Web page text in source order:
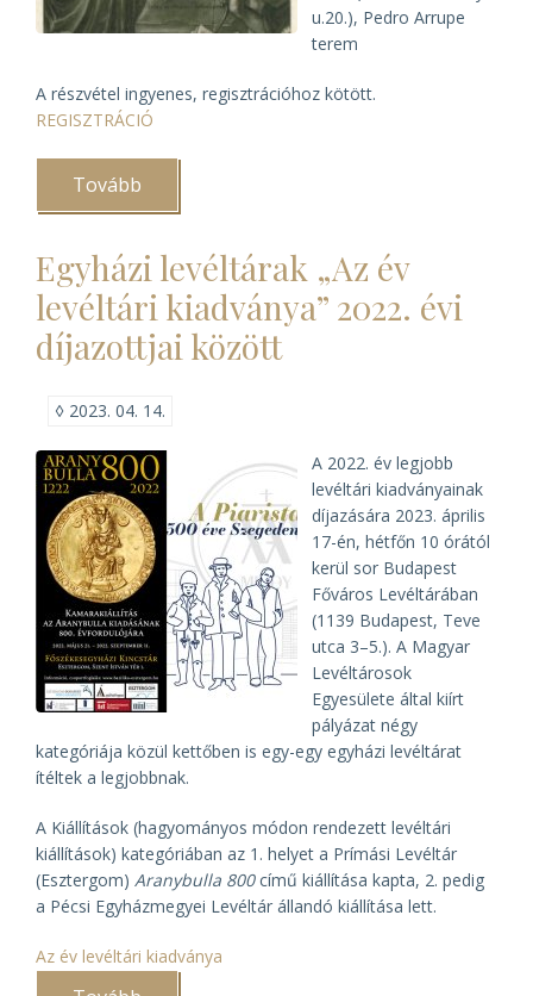
u.20.), Pedro Arrupe
terem
A részvétel ingyenes, regisztrációhoz kötött.
REGISZTRÁCIÓ
Tovább
is
Egyházi levéltárak „Az év
levéltári kiadványa” 2022. évi
díjazottjai között
◊ 2023. 04. 14.
A 2022. év legjobb
levéltári kiadványainak
díjazására 2023. április
17-én, hétfőn 10 órától
kerül sor Budapest
Főváros Levéltárában
(1139 Budapest, Teve
utca 3–5.). A Magyar
Levéltárosok
Egyesülete által kiírt
pályázat négy
kategóriája közül kettőben is egy-egy egyházi levéltárat
ítéltek a legjobbnak.
A Kiállítások (hagyományos módon rendezett levéltári
kiállítások) kategóriában az 1. helyet a Prímási Levéltár
(Esztergom) Aranybulla 800című kiállítása kapta, 2. pedig
a Pécsi Egyházmegyei Levéltár állandó kiállítása lett.
Az év levéltári kiadványa